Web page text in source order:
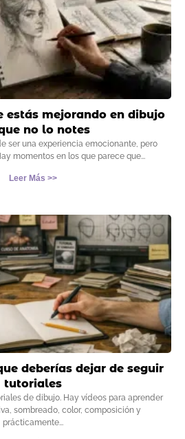
estás mejorando en dibujo
no lo notes
ser una experiencia emocionante, pero
momentos en los que parece que
Leer Más >>
deberías dejar de seguir
tutoriales
de dibujo. Hay vídeos para aprender
sombreado, color, composición y
prácticamente